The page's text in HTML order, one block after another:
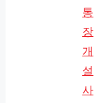
통
장
개
설
사